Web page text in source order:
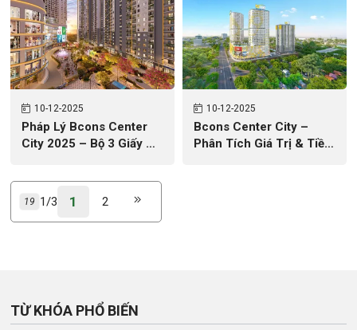
10 12-2025
Pháp Lý Bcons Center
City 2025 – Bộ 3 Giấy Tờ
Tiền
10 12-2025
Bcons Center City –
Phân Tích Giá Trị & Tiềm
19 1/3 1 2
TỪ KHÓA PHỔ BIẾN